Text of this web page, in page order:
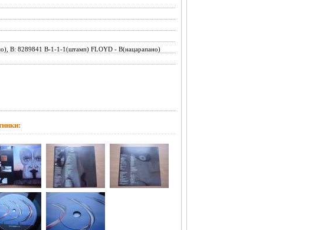
B: 8289841 B-1-1-1(штамп) FLOYD - B(нацарапано)